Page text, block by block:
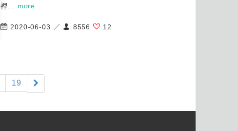
裡... more
2020-06-03 ／ 8556 12
19